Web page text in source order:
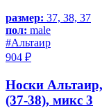
размер: 37, 38, 37
пол: male
#Альтаир
904 ₽
Носки
(37-38), микс 3